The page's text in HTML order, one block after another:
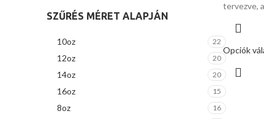
SZŰRÉS MÉRET ALAPJÁN
10oz 22
12oz 20
14oz 20
16oz 15
8oz 16
tervezve,
Opciók